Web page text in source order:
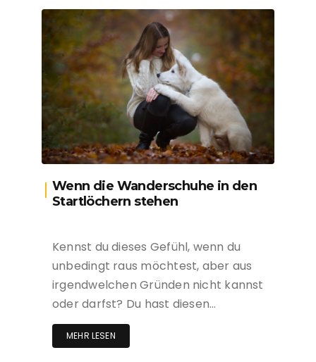
Wenn die Wanderschuhe in den
Startlöchern stehen
Kennst du dieses Gefühl, wenn du
unbedingt raus möchtest, aber aus
irgendwelchen Gründen nicht kannst
oder darfst? Du hast diesen…
MEHR LESEN